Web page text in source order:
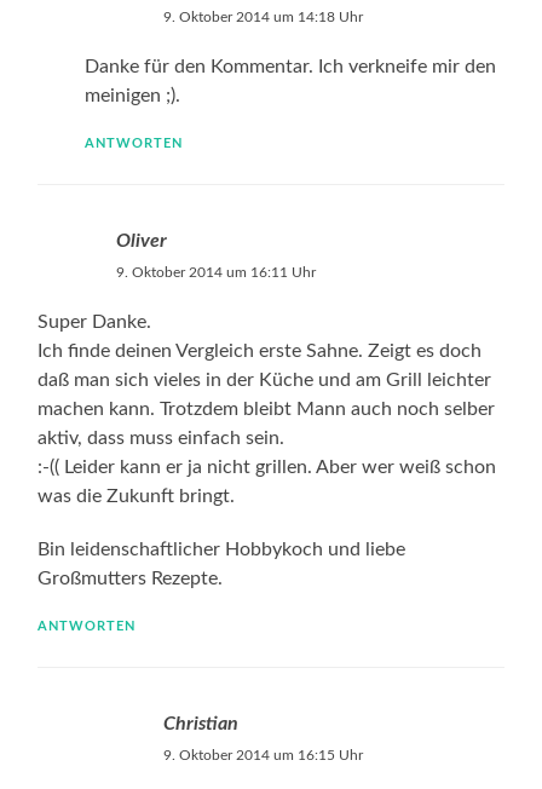
9. Oktober 2014 um 14:18 Uhr
Danke für den Kommentar. Ich verkneife mir den
meinigen ;).
ANTWORTEN
Oliver
9. Oktober 2014 um 16:11 Uhr
Super Danke.
Ich finde deinen Vergleich erste Sahne. Zeigt es doch
daß man sich vieles in der Küche und am Grill leichter
machen kann. Trotzdem bleibt Mann auch noch selber
aktiv, dass muss einfach sein.
:-(( Leider kann er ja nicht grillen. Aber wer weiß schon
was die Zukunft bringt.
Bin leidenschaftlicher Hobbykoch und liebe
Großmutters Rezepte.
ANTWORTEN
Christian
9. Oktober 2014 um 16:15 Uhr